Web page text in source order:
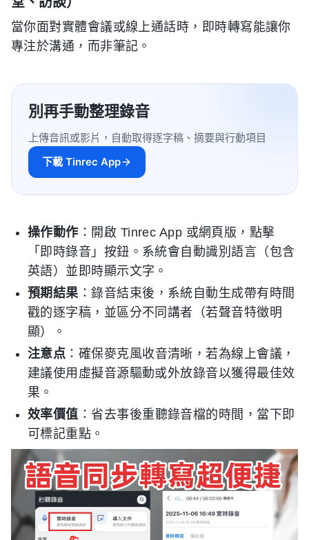
當你面對實體會議或線上通話時，即時轉寫能讓你
專注於溝通，而非筆記。
別再手動整理錄音
上傳音訊或影片，自動取得逐字稿、摘要與行動項目
下載 Tinrec App
操作動作 ：開啟 Tinrec App 或網頁版，點擊
「即時錄音」按鈕。系統會自動識別語言（包含
英語）並即時顯示文字。
預期結果：錄音結束後，系統自動生成帶有時間
戳的逐字稿，並區分不同講者（若聲音特徵明
顯）。
注意点 ：確保麥克風收音清晰，若為線上會議，
建議使用虛擬音源驅動或外放錄音以獲得最佳效
果。
效率價值 ：省去事後重聽錄音檔的時間，當下即
可標記重點。